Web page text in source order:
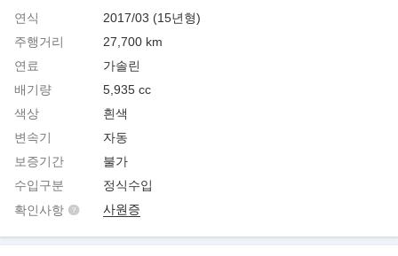
연식
2017/03 (15년형)
주행거리
27,700 km
연료
가솔린
배기량
5,935 cc
색상
흰색
변속기
자동
보증기간
불가
수입구분
정식수입
확인사항
사원증